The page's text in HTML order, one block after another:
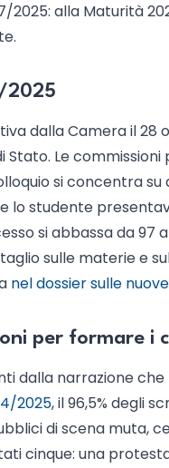
2025: alla Maturità
2025
dalla Camera il
Le
si concentra
lo studente
si abbassa da 97
sulle materie e
nel dossier sulle
per formare i
dalla narrazione
2025, il 96,5% degli
di scena muta,
cinque: una